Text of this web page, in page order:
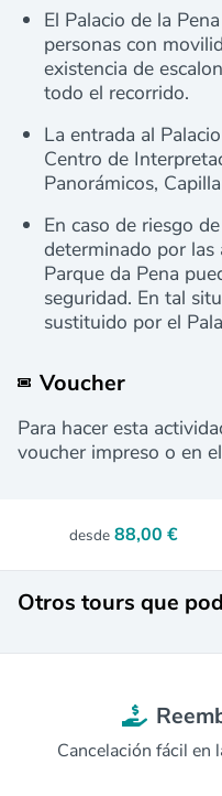
El Palacio de la
personas con
existencia de
todo el recorrido.
La entrada al
Centro de
Panorámicos,
En caso de riesgo
determinado por las
Parque da Pena
seguridad. En tal
sustituido por el
Voucher
Para hacer esta
voucher impreso o en
desde 88,00 €
Otros tours que
Cancelación fácil en